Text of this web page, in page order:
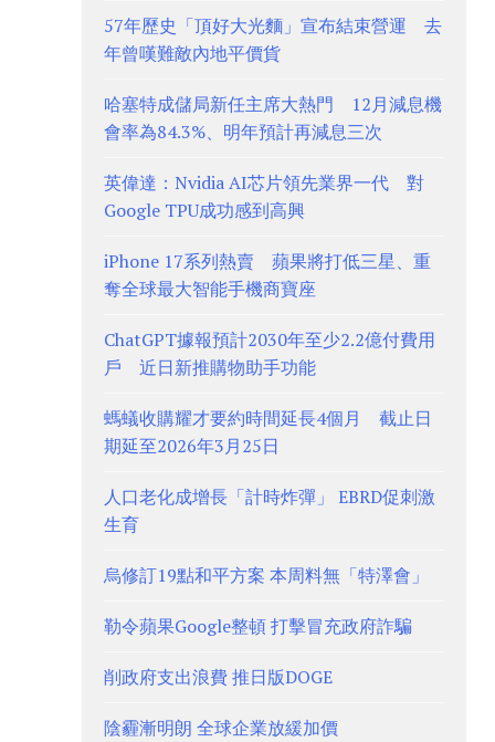
57年歷史「頂好大光麵」宣布結束營運 去
年曾嘆難敵內地平價貨
哈塞特成儲局新任主席大熱門 12月減息機
會率為84.3%、明年預計再減息三次
英偉達：Nvidia AI芯片領先業界一代 對
Google TPU成功感到高興
iPhone 17系列熱賣 蘋果將打低三星、重
奪全球最大智能手機商寶座
ChatGPT據報預計2030年至少2.2億付費用
戶 近日新推購物助手功能
螞蟻收購耀才要約時間延長4個月 截止日
期延至2026年3月25日
人口老化成增長「計時炸彈」 EBRD促刺激
生育
烏修訂19點和平方案 本周料無「特澤會」
勒令蘋果Google整頓 打擊冒充政府詐騙
削政府支出浪費 推日版DOGE
陰霾漸明朗 全球企業放緩加價